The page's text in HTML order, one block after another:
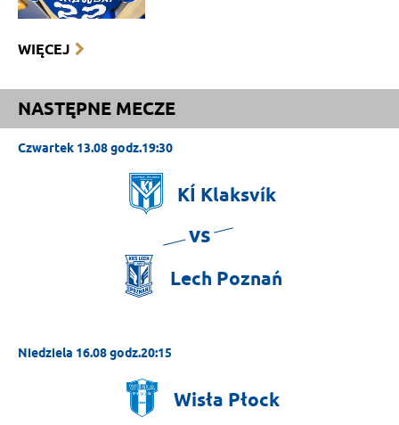
WIĘCEJ
NASTĘPNE MECZE
Czwartek 13.08 godz.19:30
KÍ Klaksvík
vs
Lech Poznań
Niedziela 16.08 godz.20:15
Wisła Płock